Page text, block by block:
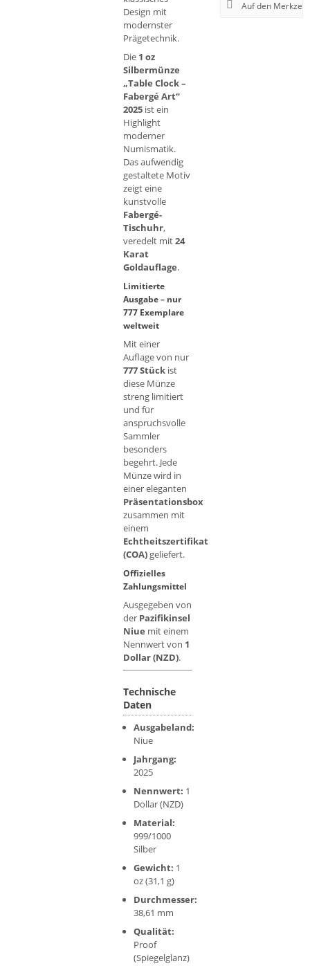
Design mit
modernster
Prägetechnik.
Die 1 oz
Silbermünze
„Table Clock –
Fabergé Art“
2025 ist ein
Highlight
moderner
Numismatik.
Das aufwendig
gestaltete Motiv
zeigt eine
kunstvolle
Fabergé-
Tischuhr,
veredelt mit24
Karat
Goldauflage.
Limitierte
Ausgabe – nur
777 Exemplare
weltweit
Mit einer
Auflage von nur
777 Stück ist
diese Münze
streng limitiert
und für
anspruchsvolle
Sammler
besonders
begehrt. Jede
Münze wird in
einer eleganten
Präsentationsbox
zusammen mit
einem
Echtheitszertifikat
(COA) geliefert.
Offizielles
Zahlungsmittel
Ausgegeben von
der Pazifikinsel
Niue mit einem
Nennwert von 1
Dollar (NZD).
Technische
Daten
Ausgabeland:
Niue
Jahrgang:
2025
Nennwert: 1
Dollar (NZD)
Material:
999/1000
Silber
Gewicht: 1
oz (31,1 g)
Durchmesser:
38,61 mm
Qualität:
Proof
(Spiegelglanz)